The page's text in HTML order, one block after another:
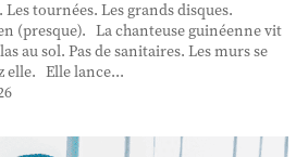
tournées. Les grands disques.
(presque). La chanteuse guinéenne vit
au sol. Pas de sanitaires. Les murs se
elle. Elle lance...